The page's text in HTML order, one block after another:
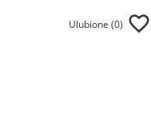
Ulubione (0)